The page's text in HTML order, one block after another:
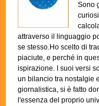
Sono
attraverso il linguaggio
se stesso.Ho scelto di
piaciute, e perché in
ispirazione. I suoi versi
un bilancio tra nostalgie
giornalistica, si è fatto
l'essenza del proprio